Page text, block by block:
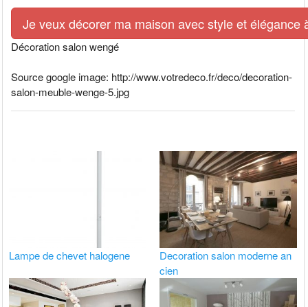
Je veux décorer ma maison avec style et élégance
Décoration salon wengé
Source google image: http://www.votredeco.fr/deco/decoration-
salon-meuble-wenge-5.jpg
Lampe de chevet halogene
Decoration salon moderne an
cien